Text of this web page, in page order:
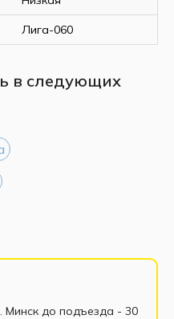
Лига-060
в следующих
Минск до подъезда - 30